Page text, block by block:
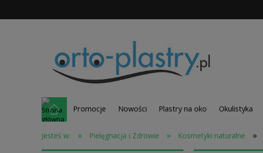
Promocje Nowości Plastry na oko Okulistyka
Jesteś w: » Pielęgnacja i Zdrowie » Kosmetyki naturalne »